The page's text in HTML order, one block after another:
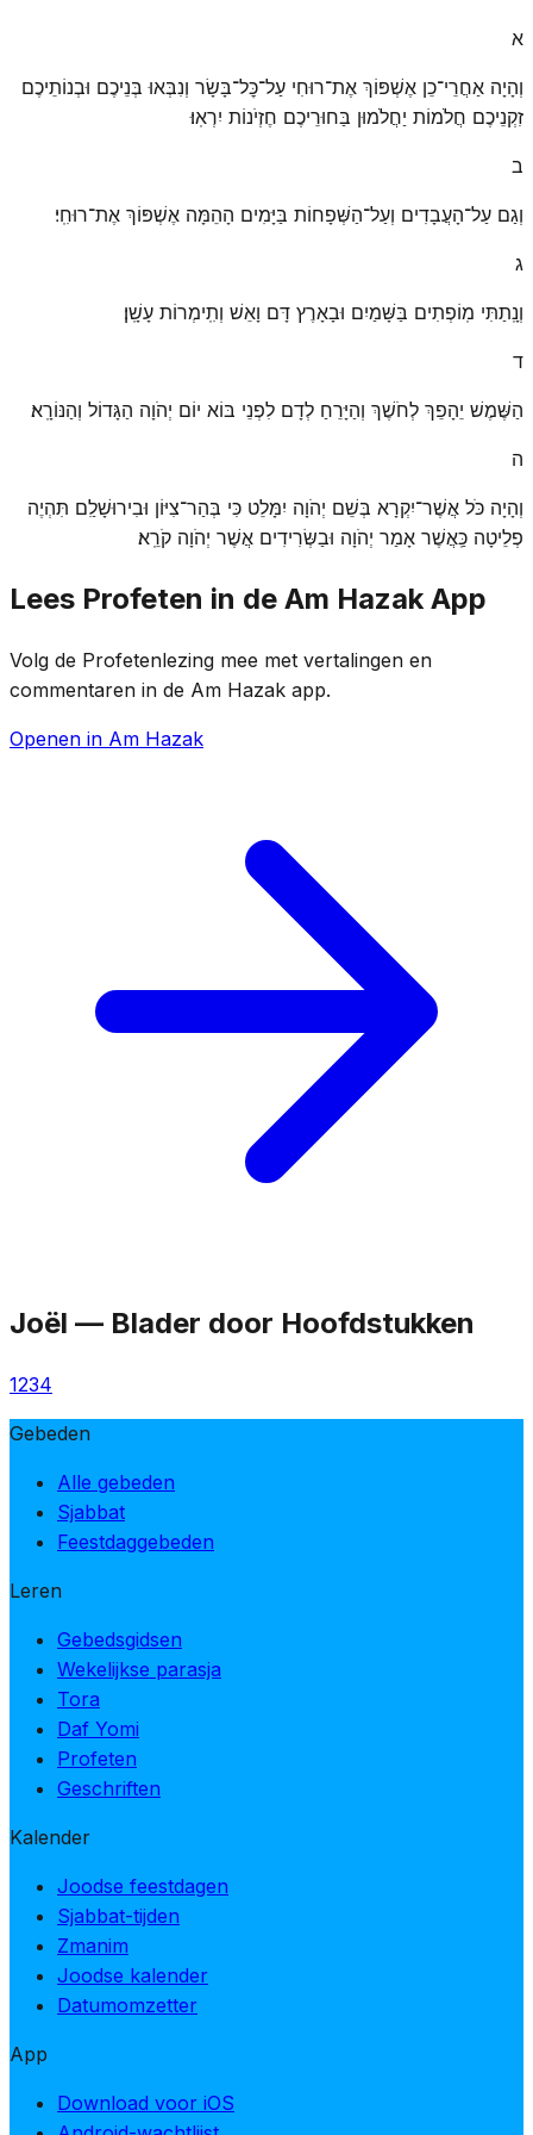
א
וְהָיָה אַחֲרֵי־כֵן אֶשְׁפּוֹךְ אֶת־רוּחִי עַל־כׇּל־בָּשָׂר וְנִבְּאוּ בְּנֵיכֶם וּבְנוֹתֵיכֶם
זִקְנֵיכֶם חֲלֹמוֹת יַחֲלֹמוּן בַּחוּרֵיכֶם חֶזְיֹנוֹת יִרְאֽוּ׃
ב
וְגַם עַל־הָעֲבָדִים וְעַל־הַשְּׁפָחוֹת בַּיָּמִים הָהֵמָּה אֶשְׁפּוֹךְ אֶת־רוּחִֽי׃
ג
וְנָֽתַתִּי מֽוֹפְתִים בַּשָּׁמַיִם וּבָאָרֶץ דָּם וָאֵשׁ וְתִֽימְרוֹת עָשָֽׁן׃
ד
הַשֶּׁמֶשׁ יֵהָפֵךְ לְחֹשֶׁךְ וְהַיָּרֵחַ לְדָם לִפְנֵי בּוֹא יוֹם יְהֹוָה הַגָּדוֹל וְהַנּוֹרָֽא׃
ה
וְהָיָה כֹּל אֲשֶׁר־יִקְרָא בְּשֵׁם יְהֹוָה יִמָּלֵט כִּי בְּהַר־צִיּוֹן וּבִירוּשָׁלַ͏ִם תִּהְיֶה
פְלֵיטָה כַּֽאֲשֶׁר אָמַר יְהֹוָה וּבַשְּׂרִידִים אֲשֶׁר יְהֹוָה קֹרֵֽא׃
Lees Profeten in de Am Hazak App
Volg de Profetenlezing mee met vertalingen en
commentaren in de Am Hazak app.
Openen in Am Hazak
Joël — Blader door Hoofdstukken
1234
Gebeden
Alle gebeden
Sjabbat
Feestdaggebeden
Leren
Gebedsgidsen
Wekelijkse parasja
Tora
Daf Yomi
Profeten
Geschriften
Kalender
Joodse feestdagen
Sjabbat-tijden
Zmanim
Joodse kalender
Datumomzetter
App
Download voor iOS